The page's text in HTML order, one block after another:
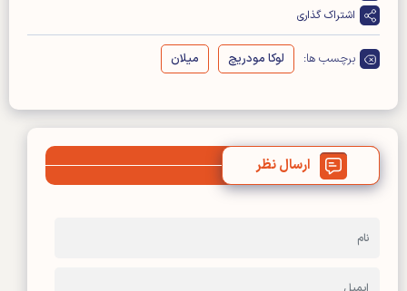
اشتراک گذاری
برچسب ها: لوکا مودریچ میلان
ارسال نظر